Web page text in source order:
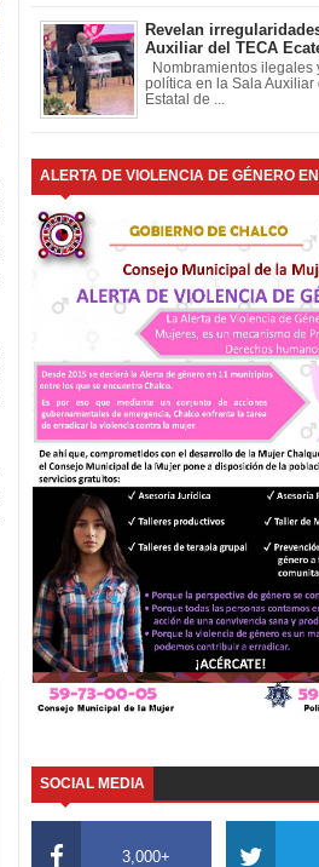
Revelan
Auxiliar del TECA
Nombramientos ilegales
política en la Sala Auxiliar
Estatal de ...
ALERTA DE VIOLENCIA DE GÉNERO
SOCIAL MEDIA
3,000+